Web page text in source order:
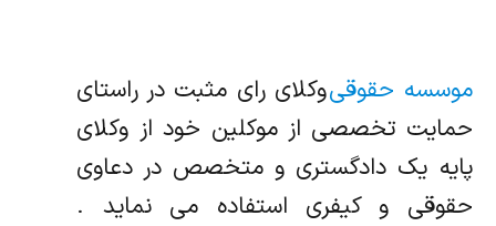
موسسه حقوقیوکلای رای مثبت در راستای
حمایت تخصصی از موکلین خود از وکلای
پایه یک دادگستری و متخصص در دعاوی
حقوقی و کیفری استفاده می نماید .